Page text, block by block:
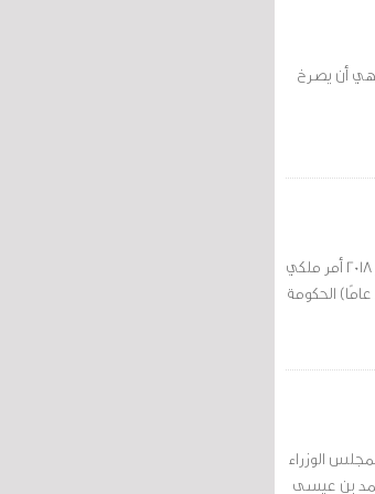
هي أن يصرخ
مرآة البحرين: صدر عن ملك البحرين حمد بن عيسى آل خليفة اليوم الأحد 2 ديسمبر 2018 أمر ملكي
بتكليف خليفة بن سلمان بتشكيل الحكومة من جديد. ويرأس خليفة بن سلمان (83 عامًا) الحكومة
الوزراء
الملك حمد بن عيسى